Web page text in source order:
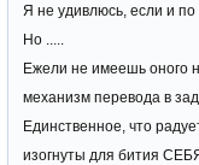
Я не удивлюсь, если и
Но .....
Ежели не имеешь оного
механизм перевода в
Единственное, что
изогнуты для бития